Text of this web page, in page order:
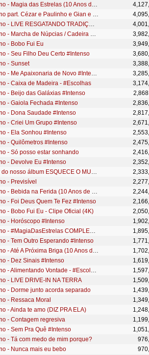
Zé Neto e Cristiano - Magia das Estrelas (10 Anos de Sucesso) #MagiaDasEstrelas
Zé Neto e Cristiano part. Cézar e Paulinho e Gian e Giovani - Intenso Ao Vivo em São Paulo COMPLETO
Zé Neto e Cristiano - LIVE RESGATANDO TRADIÇÕES
Zé Neto e Cristiano - Marcha de Núpcias / Cadeira de Aço (10 Anos de Sucesso) #MagiaDasEstrelas
- Bobo Fui Eu
- Seu Filho Deu Certo #Intenso
- Sunset
Zé Neto e Cristiano - Me Apaixonaria de Novo #Intenso
- Caixa de Madeira - #Escolhas
- Beijo das Galáxias #Intenso
- Gaiola Fechada #Intenso
- Dona Saudade #Intenso
- Criei Um Grupo #Intenso
- Ela Sonhou #Intenso
- Quilômetros #Intenso
- Só posso estar sonhando
- Devolve Eu #Intenso
Assista ao teaser do nosso álbum ESQUECE O MUNDO LÁ FORA
- Previsível
Zé Neto e Cristiano - Bebida na Ferida (10 Anos de Sucesso) #MagiaDasEstrelas
- Foi Deus Quem Te Fez #Intenso
- Bobo Fui Eu - Clipe Oficial (4K)
- Horóscopo #Intenso
Zé Neto e Cristiano - #MagiaDasEstrelas COMPLETO (10 Anos de Sucesso)
- Tem Outro Esperando #Intenso
Zé Neto e Cristiano - Até A Próxima Briga (10 Anos de Sucesso) #MagiaDasEstrelas
- Dez Sinais #Intenso
Zé Neto e Cristiano - Alimentando Vontade - #Escolhas
- LIVE DRIVE-IN NA TERRA
- Dorme junto acorda separado
- Ressaca Moral
- Ainda te amo (DIZ PRA ELA)
- Contagem regresiva
- Sem Pra Quê #Intenso
- Tá com medo de mim porque?
- Nunca mais eu bebo